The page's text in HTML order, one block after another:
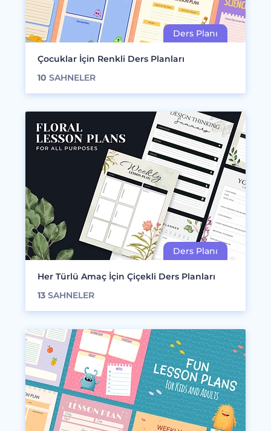
Çocuklar İçin Renkli Ders Planları
10 SAHNELER
Her Türlü Amaç İçin Çiçekli Ders Planları
13 SAHNELER